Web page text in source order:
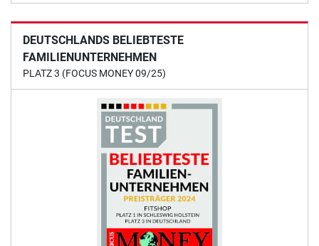
DEUTSCHLANDS BELIEBTESTE
FAMILIENUNTERNEHMEN
PLATZ 3 (FOCUS MONEY 09/25)